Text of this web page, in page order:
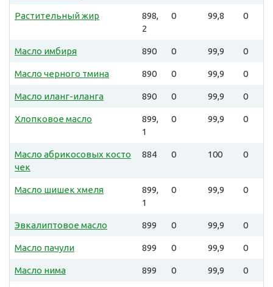
Растительный жир
898,
2
0 99,8 0
Масло имбиря 890 0 99,9 0
Масло черного тмина 890 0 99,9 0
Масло иланг-иланга 890 0 99,9 0
Хлопковое масло
899,
1
0 99,9 0
Масло абрикосовых косто
чек
884 0 100 0
Масло шишек хмеля
899,
1
0 99,9 0
Эвкалиптовое масло 899 0 99,9 0
Масло пачули 899 0 99,9 0
Масло нима 899 0 99,9 0